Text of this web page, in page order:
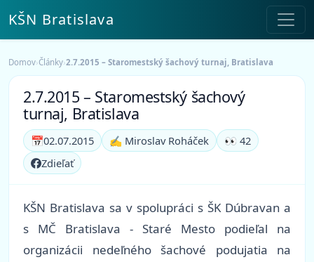
KŠN Bratislava
Domov›Články›2.7.2015 – Staromestský šachový turnaj, Bratislava
2.7.2015 – Staromestský šachový
turnaj, Bratislava
📅02.07.2015 ✍️ Miroslav Roháček
👀 42
Zdieľať
KŠN Bratislava sa v spolupráci s ŠK Dúbravan a
s MČ Bratislava - Staré Mesto podieľal na
organizácii nedeľného šachové podujatia na